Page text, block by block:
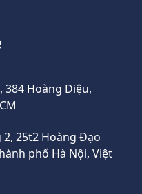
384 Hoàng Diệu,
2, 25t2 Hoàng Đạo
phố Hà Nội, Việt